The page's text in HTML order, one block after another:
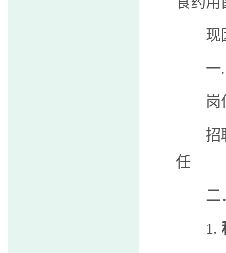
现
岗
招
任
二
1.